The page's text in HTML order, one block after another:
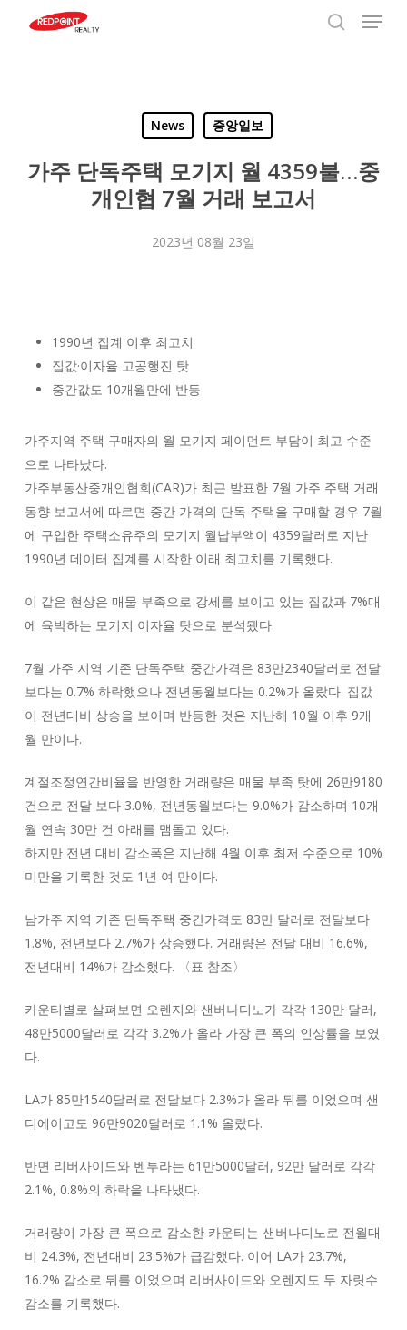
Menu
News 중앙일보
가주 단독주택 모기지 월 4359불…중
개인협 7월 거래 보고서
2023년 08월 23일
1990년 집계 이후 최고치
집값·이자율 고공행진 탓
중간값도 10개월만에 반등
가주지역 주택 구매자의 월 모기지 페이먼트 부담이 최고 수준
으로 나타났다.
가주부동산중개인협회(CAR)가 최근 발표한 7월 가주 주택 거래
동향 보고서에 따르면 중간 가격의 단독 주택을 구매할 경우 7월
에 구입한 주택소유주의 모기지 월납부액이 4359달러로 지난
1990년 데이터 집계를 시작한 이래 최고치를 기록했다.
이 같은 현상은 매물 부족으로 강세를 보이고 있는 집값과 7%대
에 육박하는 모기지 이자율 탓으로 분석됐다.
7월 가주 지역 기존 단독주택 중간가격은 83만2340달러로 전달
보다는 0.7% 하락했으나 전년동월보다는 0.2%가 올랐다. 집값
이 전년대비 상승을 보이며 반등한 것은 지난해 10월 이후 9개
월 만이다.
계절조정연간비율을 반영한 거래량은 매물 부족 탓에 26만9180
건으로 전달 보다 3.0%, 전년동월보다는 9.0%가 감소하며 10개
월 연속 30만 건 아래를 맴돌고 있다.
하지만 전년 대비 감소폭은 지난해 4월 이후 최저 수준으로 10%
미만을 기록한 것도 1년 여 만이다.
남가주 지역 기존 단독주택 중간가격도 83만 달러로 전달보다
1.8%, 전년보다 2.7%가 상승했다. 거래량은 전달 대비 16.6%,
전년대비 14%가 감소했다. 〈표 참조〉
카운티별로 살펴보면 오렌지와 샌버나디노가 각각 130만 달러,
48만5000달러로 각각 3.2%가 올라 가장 큰 폭의 인상률을 보였
다.
LA가 85만1540달러로 전달보다 2.3%가 올라 뒤를 이었으며 샌
디에이고도 96만9020달러로 1.1% 올랐다.
반면 리버사이드와 벤투라는 61만5000달러, 92만 달러로 각각
2.1%, 0.8%의 하락을 나타냈다.
거래량이 가장 큰 폭으로 감소한 카운티는 샌버나디노로 전월대
비 24.3%, 전년대비 23.5%가 급감했다. 이어 LA가 23.7%,
16.2% 감소로 뒤를 이었으며 리버사이드와 오렌지도 두 자릿수
감소를 기록했다.